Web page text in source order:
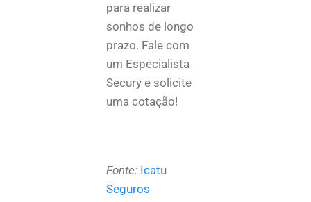
para realizar
sonhos de longo
prazo. Fale com
um Especialista
Secury e solicite
uma cotação!
Fonte: Icatu
Seguros